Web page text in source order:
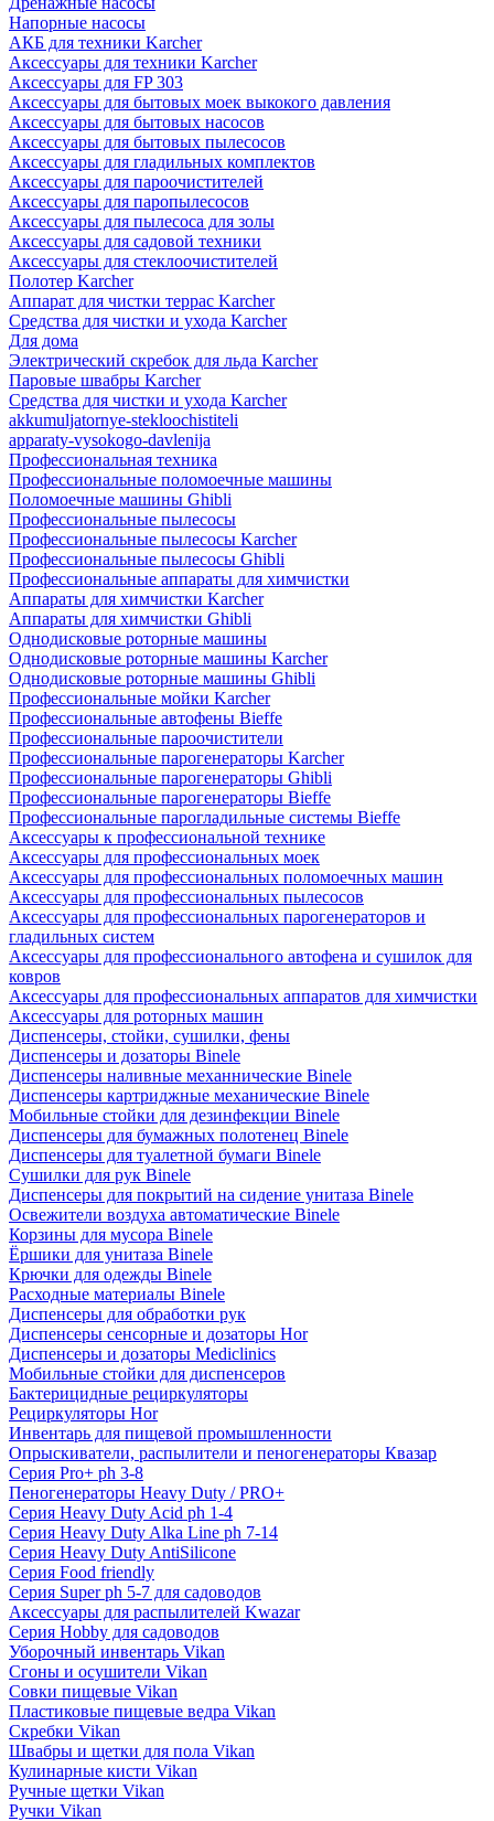
Напорные насосы
АКБ для техники Karcher
Аксессуары для техники Karcher
Аксессуары для FP 303
Аксессуары для бытовых моек выкокого давления
Аксессуары для бытовых насосов
Аксессуары для бытовых пылесосов
Аксессуары для гладильных комплектов
Аксессуары для пароочистителей
Аксессуары для паропылесосов
Аксессуары для пылесоса для золы
Аксессуары для садовой техники
Аксессуары для стеклоочистителей
Полотер Karcher
Аппарат для чистки террас Karcher
Средства для чистки и ухода Karcher
Для дома
Электрический скребок для льда Karcher
Паровые швабры Karcher
Средства для чистки и ухода Karcher
akkumuljatornye-stekloochistiteli
apparaty-vysokogo-davlenija
Профессиональная техника
Профессиональные поломоечные машины
Поломоечные машины Ghibli
Профессиональные пылесосы
Профессиональные пылесосы Karcher
Профессиональные пылесосы Ghibli
Профессиональные аппараты для химчистки
Аппараты для химчистки Karcher
Аппараты для химчистки Ghibli
Однодисковые роторные машины
Однодисковые роторные машины Karcher
Однодисковые роторные машины Ghibli
Профессиональные мойки Karcher
Профессиональные автофены Bieffe
Профессиональные пароочистители
Профессиональные парогенераторы Karcher
Профессиональные парогенераторы Ghibli
Профессиональные парогенераторы Bieffe
Профессиональные парогладильные системы Bieffe
Аксессуары к профессиональной технике
Аксессуары для профессиональных моек
Аксессуары для профессиональных поломоечных машин
Аксессуары для профессиональных пылесосов
Аксессуары для профессиональных парогенераторов и
гладильных систем
Аксессуары для профессионального автофена и сушилок для
ковров
Аксессуары для профессиональных аппаратов для химчистки
Аксессуары для роторных машин
Диспенсеры, стойки, сушилки, фены
Диспенсеры и дозаторы Binele
Диспенсеры наливные механнические Binele
Диспенсеры картриджные механические Binele
Мобильные стойки для дезинфекции Binele
Диспенсеры для бумажных полотенец Binele
Диспенсеры для туалетной бумаги Binele
Сушилки для рук Binele
Диспенсеры для покрытий на сидение унитаза Binele
Освежители воздуха автоматические Binele
Корзины для мусора Binele
Ёршики для унитаза Binele
Крючки для одежды Binele
Расходные материалы Binele
Диспенсеры для обработки рук
Диспенсеры сенсорные и дозаторы Hor
Диспенсеры и дозаторы Mediclinics
Мобильные стойки для диспенсеров
Бактерицидные рециркуляторы
Рециркуляторы Hor
Инвентарь для пищевой промышленности
Опрыскиватели, распылители и пеногенераторы Квазар
Серия Pro+ ph 3-8
Пеногенераторы Heavy Duty / PRO+
Серия Heavy Duty Acid ph 1-4
Серия Heavy Duty Alka Line ph 7-14
Серия Heavy Duty AntiSilicone
Серия Food friendly
Серия Super ph 5-7 для садоводов
Аксессуары для распылителей Kwazar
Серия Hobby для садоводов
Уборочный инвентарь Vikan
Сгоны и осушители Vikan
Совки пищевые Vikan
Пластиковые пищевые ведра Vikan
Скребки Vikan
Швабры и щетки для пола Vikan
Кулинарные кисти Vikan
Ручные щетки Vikan
Ручки Vikan